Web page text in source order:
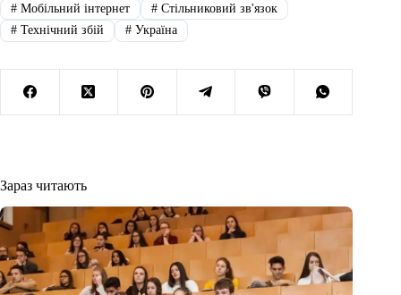
#Мобільний інтернет #Стільниковий зв'язок
#Технічний збій #Україна
Зараз читають